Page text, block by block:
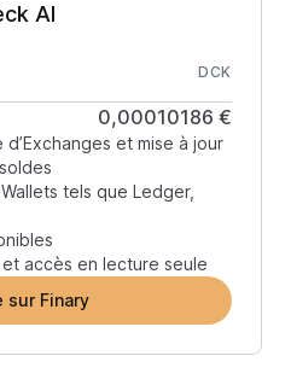
AI
DCK
0,00010186 €
et mise à jour
tels que Ledger,
accès en lecture seule
sur Finary